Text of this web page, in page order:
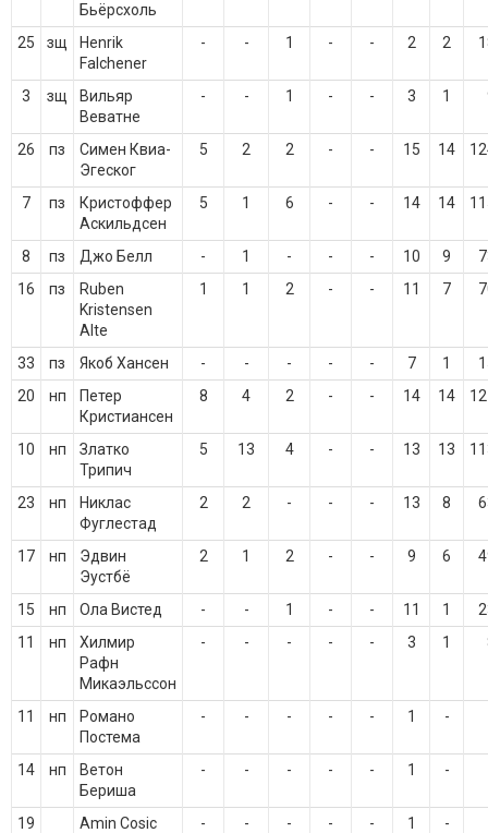
Бьёрсхоль
25 зщ
Henrik
Falchener
- - 1 - - 2 2
3 зщ
Вильяр
Веватне
- - 1 - - 3 1
26 пз
Симен Квиа-
Эгеског
5 2 2 - - 15 14
7 пз
Кристоффер
Аскильдсен
5 1 6 - - 14 14
8 пз Джо Белл - 1 - - - 10 9
16
пз
Ruben
Kristensen
Alte
1 1 2 - - 11 7
33 пз Якоб Хансен - - - - - 7 1
20
нп
Петер
Кристиансен
8 4 2 - - 14 14
10 нп
Златко
Трипич
5 13 4 - - 13 13
23 нп
Никлас
Фуглестад
2 2 - - - 13 8
17 нп
Эдвин
Эустбё
2 1 2 - - 9 6
15 нп Ола Вистед - - 1 - - 11 1
11
нп
Хилмир
Рафн
Микаэльссон
- - - - - 3 1
11 нп
Романо
Постема
- - - - - 1 -
14 нп
Ветон
Бериша
- - - - - 1 -
19 Amin Cosic - - - - - 1
-